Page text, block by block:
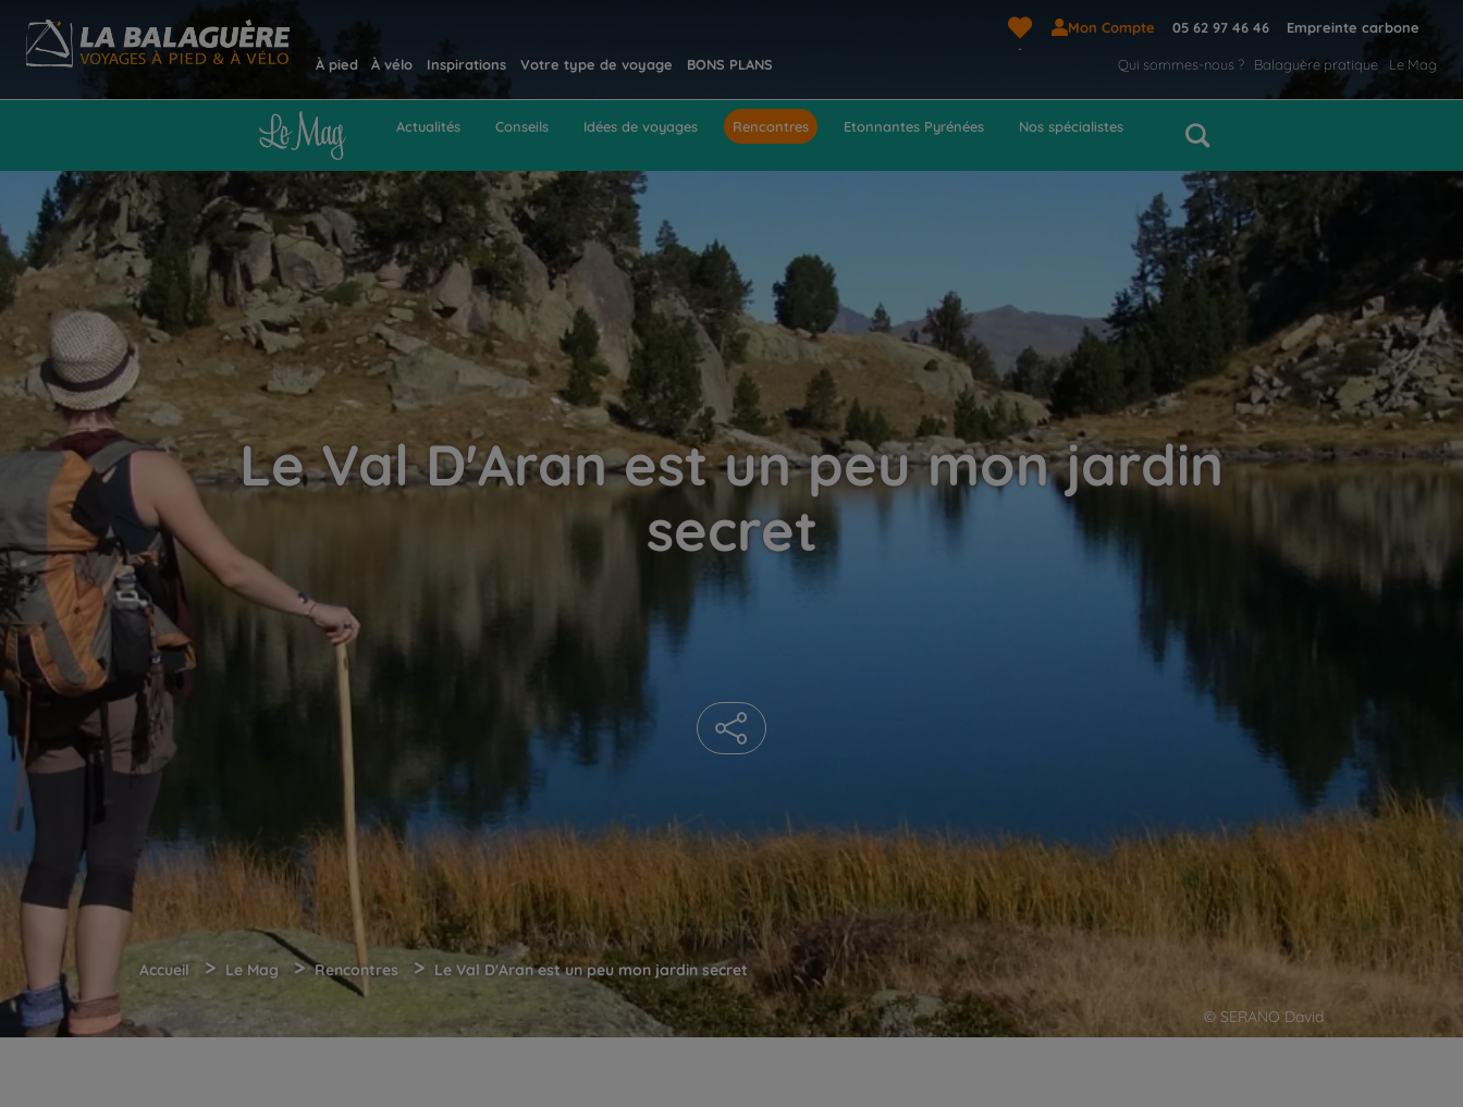
Mon Compte 05 62 97 46 46 Empreinte carbone
À pied À vélo Inspirations Votre type de voyage BONS PLANS Qui sommes-nous ? Balaguère pratique Le Mag
Actualités Conseils Idées de voyages Rencontres Etonnantes Pyrénées Nos spécialistes
© SERANO David
Le Val D'Aran est un peu mon jardin
secret
Accueil > Le Mag > Rencontres > Le Val D'Aran est un peu mon jardin secret